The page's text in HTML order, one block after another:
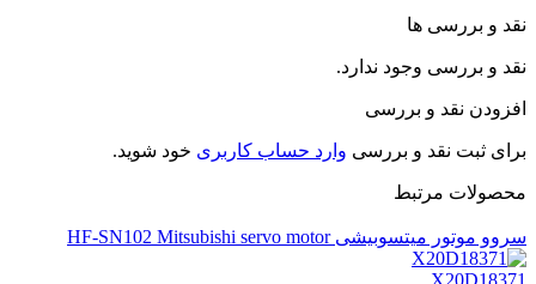
نقد و بررسی ها
نقد و بررسی وجود ندارد.
افزودن نقد و بررسی
برای ثبت نقد و بررسی وارد حساب کاربری خود شوید.
محصولات مرتبط
سروو موتور میتسوبیشی HF-SN102 Mitsubishi servo motor
X20D18371